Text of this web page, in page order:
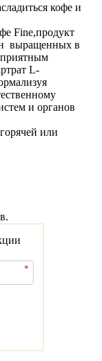
кофе и
Fine,продукт
выращенных в
L-
и органов
или
*